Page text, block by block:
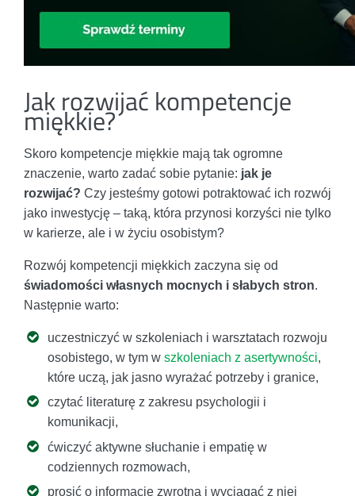
Jak rozwijać kompetencje
miękkie?
Skoro kompetencje miękkie mają tak ogromne
znaczenie, warto zadać sobie pytanie: jak je
rozwijać? Czy jesteśmy gotowi potraktować ich rozwój
jako inwestycję – taką, która przynosi korzyści nie tylko
w karierze, ale i w życiu osobistym?
Rozwój kompetencji miękkich zaczyna się od
świadomości własnych mocnych i słabych stron.
Następnie warto:
uczestniczyć w szkoleniach i warsztatach rozwoju
osobistego, w tym w szkoleniach z asertywności,
które uczą, jak jasno wyrażać potrzeby i granice,
czytać literaturę z zakresu psychologii i
komunikacji,
ćwiczyć aktywne słuchanie i empatię w
codziennych rozmowach,
prosić o informację zwrotną i wyciągać z niej